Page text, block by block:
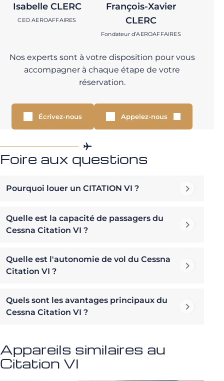
Isabelle CLERC
CEO AEROAFFAIRES
François-Xavier
CLERC
Fondateur d’AEROAFFAIRES
Nos experts sont à votre disposition pour vous
accompagner à chaque étape de votre
réservation.
Écrivez-nous Appelez-nous
Foire aux questions
Pourquoi louer un CITATION VI ?
Quelle est la capacité de passagers du
Cessna Citation VI ?
Quelle est l'autonomie de vol du Cessna
Citation VI ?
Quels sont les avantages principaux du
Cessna Citation VI ?
Appareils similaires au
Citation VI